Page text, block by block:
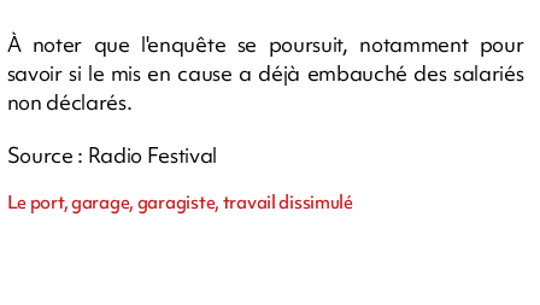
À noter que l'enquête se poursuit, notamment pour
savoir si le mis en cause a déjà embauché des salariés
non déclarés.
Source : Radio Festival
Le port, garage, garagiste, travail dissimulé